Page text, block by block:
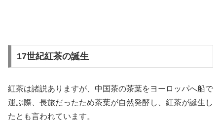
17世紀紅茶の誕生
紅茶は諸説ありますが、中国茶の茶葉をヨーロッパへ船で
運ぶ際、長旅だったため茶葉が自然発酵し、紅茶が誕生し
たとも言われています。